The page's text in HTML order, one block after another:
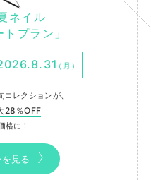
ネイル
プラン」
（月）
レクションが、
28％OFF
格に！
見る